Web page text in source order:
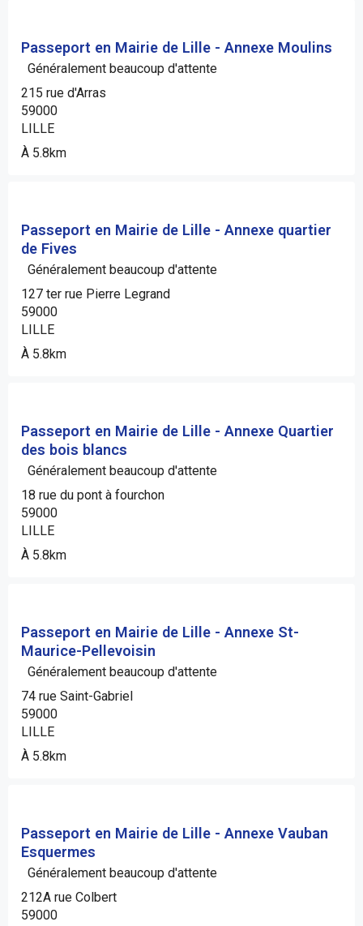
Passeport en Mairie de Lille - Annexe Moulins
Généralement beaucoup d'attente
215 rue d'Arras
59000
LILLE
À 5.8km
Passeport en Mairie de Lille - Annexe quartier
de Fives
Généralement beaucoup d'attente
127 ter rue Pierre Legrand
59000
LILLE
À 5.8km
Passeport en Mairie de Lille - Annexe Quartier
des bois blancs
Généralement beaucoup d'attente
18 rue du pont à fourchon
59000
LILLE
À 5.8km
Passeport en Mairie de Lille - Annexe St-
Maurice-Pellevoisin
Généralement beaucoup d'attente
74 rue Saint-Gabriel
59000
LILLE
À 5.8km
Passeport en Mairie de Lille - Annexe Vauban
Esquermes
Généralement beaucoup d'attente
212A rue Colbert
59000